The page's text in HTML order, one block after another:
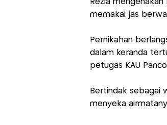
Rezia
memakai jas
Pernikahan
dalam keranda
petugas KAU
Bertindak sebagai
menyeka